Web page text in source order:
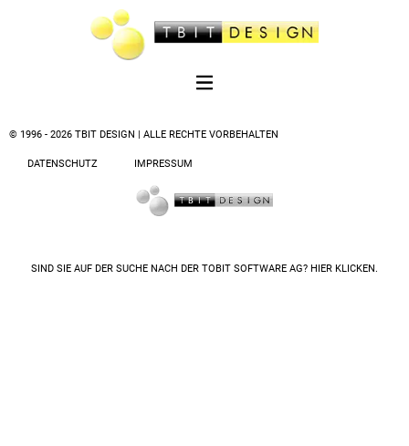
© 1996 - 2026 TBIT DESIGN | ALLE RECHTE VORBEHALTEN
DATENSCHUTZ IMPRESSUM
SIND SIE AUF DER SUCHE NACH DER TOBIT SOFTWARE AG? HIER KLICKEN.